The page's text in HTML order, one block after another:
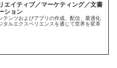
エイティブ／マーケティング／文書
ション
テンツおよびアプリの作成、配信、最適化
タルエクスペリエンスを通じて世界を変革